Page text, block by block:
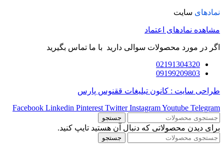
نمادهای سایت
مشاهده نمادهای اعتماد
اگر در مورد محصولات سوالی دارید با ما تماس بگیرید
02191304320
09199209803
طراحی سایت : کانون تبلیغات ققنوس پارس
Facebook Linkedin Pinterest Twitter InstagramYoutube Telegram
جستجو
برای دیدن محصولاتی که دنبال آن هستید تایپ کنید.
جستجو